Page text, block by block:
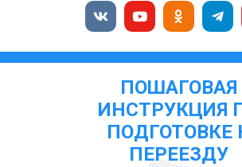
ПОШАГОВАЯ
ИНСТРУКЦИЯ
ПОДГОТОВКЕ
ПЕРЕЕЗДУ